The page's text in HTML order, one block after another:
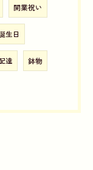
開業祝い
生日
達 鉢物